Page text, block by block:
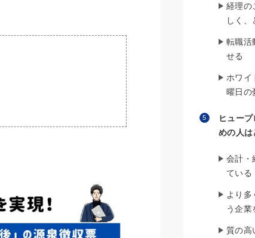
経理の
しく
転職活
せる
ホワイ
曜日の
ヒュー
めの人は
会計・
ている
より多
う企業
質の高